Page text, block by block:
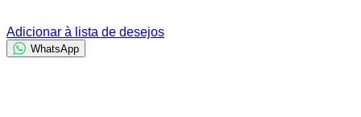
Adicionar à lista de desejos
WhatsApp